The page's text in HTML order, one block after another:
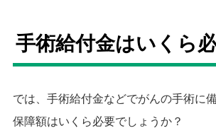
手術給付金はいくら
では、手術給付金などでがんの手術に
保障額はいくら必要でしょうか？